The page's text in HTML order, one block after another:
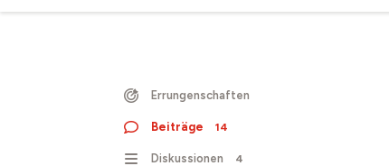
Errungenschaften
Beiträge 14
Diskussionen 4